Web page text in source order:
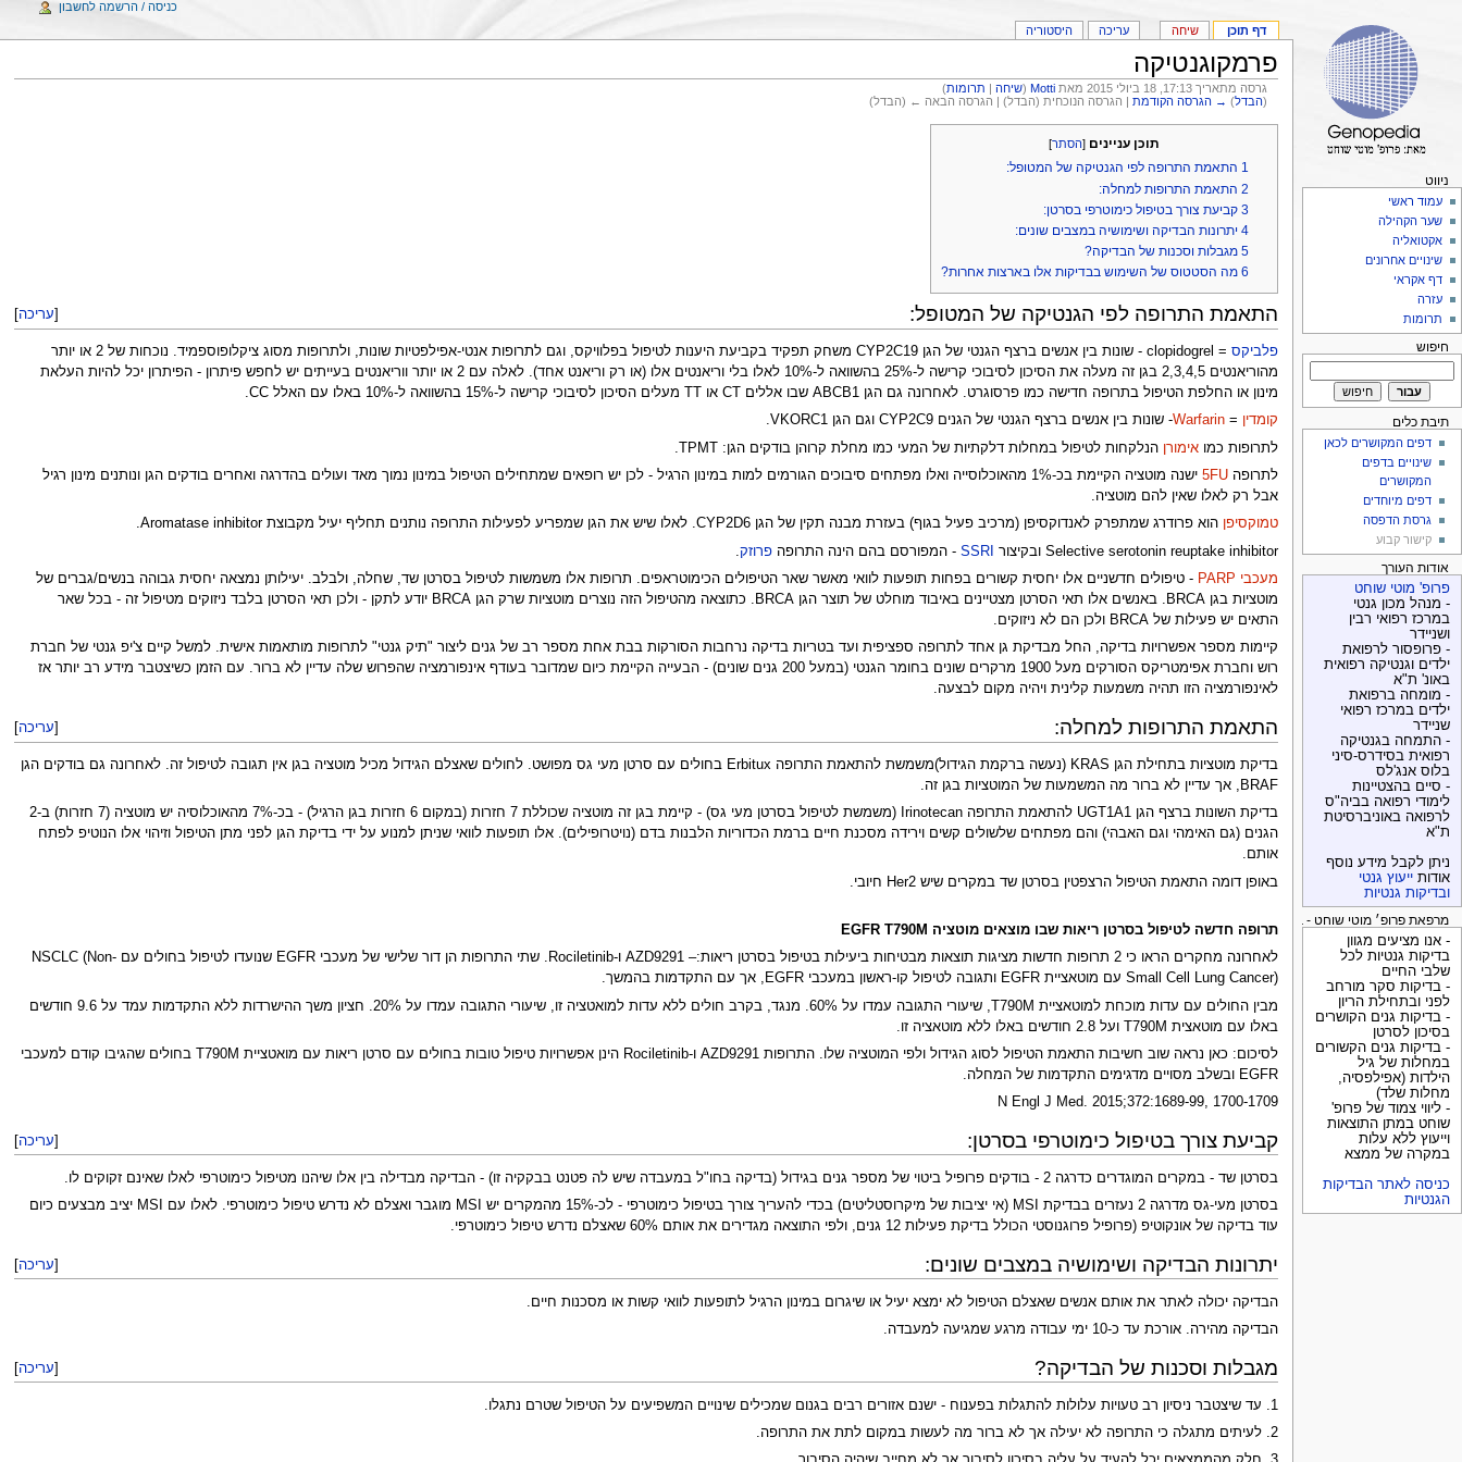
פרמקוגנטיקה
גרסה מתאריך 17:13, 18 ביולי 2015 מאת Motti
(שיחה | תרומות)
(הבדל) → הגרסה הקודמת | הגרסה הנוכחית (הבדל) | הגרסה הבאה ← (הבדל)
תוכן עניינים [הסתר]
1 התאמת התרופה לפי הגנטיקה של המטופל:
2 התאמת התרופות למחלה:
3 קביעת צורך בטיפול כימוטרפי בסרטן:
4 יתרונות הבדיקה ושימושיה במצבים שונים:
5 מגבלות וסכנות של הבדיקה?
6 מה הסטטוס של השימוש בבדיקות אלו בארצות אחרות?
[עריכה] התאמת התרופה לפי הגנטיקה של המטופל:
פלביקס
= clopidogrel - שונות בין אנשים ברצף הגנטי של הגן CYP2C19 משחק תפקיד בקביעת היענות לטיפול בפלוויקס, וגם לתרופות אנטי-אפילפטיות שונות, ולתרופות מסוג ציקלופוספמיד. נוכחות של 2 או יותר
מהוריאנטים 2,3,4,5 בגן זה מעלה את הסיכון לסיבוכי קרישה ל-25% בהשוואה ל-10% לאלו בלי וריאנטים אלו (או רק וריאנט אחד). לאלה עם 2 או יותר ווריאנטים בעייתים יש לחפש פיתרון - הפיתרון יכל להיות העלאת
מינון או החלפת הטיפול בתרופה חדישה כמו פרסוגרט. לאחרונה גם הגן ABCB1 שבו אללים CT או TT מעלים הסיכון לסיבוכי קרישה ל-15% בהשוואה ל-10% באלו עם האלל CC.
קומדין =
Warfarin- שונות בין אנשים ברצף הגנטי של הגנים CYP2C9 וגם הגן VKORC1.
לתרופות כמו אימורן הנלקחות לטיפול במחלות דלקתיות של המעי כמו מחלת קרוהן בודקים הגן: TPMT.
לתרופה 5FU
ישנה מוטציה הקיימת בכ-1% מהאוכלוסייה ואלו מפתחים סיבוכים הגורמים למות במינון הרגיל - לכן יש רופאים שמתחילים הטיפול במינון נמוך מאד ועולים בהדרגה ואחרים בודקים הגן ונותנים מינון רגיל
אבל רק לאלו שאין להם מוטציה.
טמוקסיפן הוא פרודרג שמתפרק לאנדוקסיפן (מרכיב פעיל בגוף) בעזרת מבנה תקין של הגן CYP2D6. לאלו שיש את הגן שמפריע לפעילות התרופה נותנים תחליף יעיל מקבוצת Aromatase inhibitor.
Selective serotonin reuptake inhibitor ובקיצור
SSRI- המפורסם בהם הינה התרופה פרוזק.
מעכבי PARP
- טיפולים חדשניים אלו יחסית קשורים בפחות תופעות לוואי מאשר שאר הטיפולים הכימוטראפים. תרופות אלו משמשות לטיפול בסרטן שד, שחלה, ולבלב. יעילותן נמצאה יחסית גבוהה בנשים/גברים של
מוטציות בגן BRCA. באנשים אלו תאי הסרטן מצטיינים באיבוד מוחלט של תוצר הגן BRCA. כתוצאה מהטיפול הזה נוצרים מוטציות שרק הגן BRCA יודע לתקן - ולכן תאי הסרטן בלבד ניזוקים מטיפול זה - בכל שאר
התאים יש פעילות של BRCA ולכן הם לא ניזוקים.
קיימות מספר אפשרויות בדיקה, החל מבדיקת גן אחד לתרופה ספציפית ועד בטריות בדיקה נרחבות הסורקות בבת אחת מספר רב של גנים ליצור "תיק גנטי" לתרופות מותאמות אישית. למשל קיים צ'יפ גנטי של חברת
רוש וחברת אפימטריקס הסורקים מעל 1900 מרקרים שונים בחומר הגנטי (במעל 200 גנים שונים) - הבעייה הקיימת כיום שמדובר בעודף אינפורמציה שהפרוש שלה עדיין לא ברור. עם הזמן כשיצטבר מידע רב יותר אז
לאינפורמציה הזו תהיה משמעות קלינית ויהיה מקום לבצעה.
[עריכה] התאמת התרופות למחלה:
בדיקת מוטציות בתחילת הגן KRAS (נעשה ברקמת הגידול)משמשת להתאמת התרופה Erbitux בחולים עם סרטן מעי גס מפושט. לחולים שאצלם הגידול מכיל מוטציה בגן אין תגובה לטיפול זה. לאחרונה גם בודקים הגן
BRAF, אך עדיין לא ברור מה המשמעות של המוטציות בגן זה.
בדיקת השונות ברצף הגן UGT1A1 להתאמת התרופה Irinotecan (משמשת לטיפול בסרטן מעי גס) - קיימת בגן זה מוטציה שכוללת 7 חזרות (במקום 6 חזרות בגן הרגיל) - בכ-7% מהאוכלוסיה יש מוטציה (7 חזרות) ב-2
הגנים (גם האימהי וגם האבהי) והם מפתחים שלשולים קשים וירידה מסכנת חיים ברמת הכדוריות הלבנות בדם (נויטרופילים). אלו תופעות לוואי שניתן למנוע על ידי בדיקת הגן לפני מתן הטיפול וזיהוי אלו הנוטיפ לפתח
אותם.
באופן דומה התאמת הטיפול הרצפטין בסרטן שד במקרים שיש Her2 חיובי.
תרופה חדשה לטיפול בסרטן ריאות שבו מוצאים מוטציה EGFR T790M
לאחרונה מחקרים הראו כי 2 תרופות חדשות מציגות תוצאות מבטיחות ביעילות בטיפול בסרטן ריאות:– AZD9291 ו-Rociletinib. שתי התרופות הן דור שלישי של מעכבי EGFR שנועדו לטיפול בחולים עם NSCLC (Non-
Small Cell Lung Cancer) עם מוטאציית EGFR ותגובה לטיפול קו-ראשון במעכבי EGFR, אך עם התקדמות בהמשך.
מבין החולים עם עדות מוכחת למוטאציית T790M, שיעורי התגובה עמדו על 60%. מנגד, בקרב חולים ללא עדות למואטציה זו, שיעורי התגובה עמדו על 20%. חציון משך ההישרדות ללא התקדמות עמד על 9.6 חודשים
באלו עם מוטאצית T790M ועל 2.8 חודשים באלו ללא מוטאציה זו.
לסיכום: כאן נראה שוב חשיבות התאמת הטיפול לסוג הגידול ולפי המוטציה שלו. התרופות AZD9291 ו-Rociletinib הינן אפשרויות טיפול טובות בחולים עם סרטן ריאות עם מואטציית T790M בחולים שהגיבו קודם למעכבי
EGFR ובשלב מסויים מדגימים התקדמות של המחלה.
N Engl J Med. 2015;372:1689-99, 1700-1709
[עריכה] קביעת צורך בטיפול כימוטרפי בסרטן:
בסרטן שד - במקרים המוגדרים כדרגה 2 - בודקים פרופיל ביטוי של מספר גנים בגידול (בדיקה בחו"ל במעבדה שיש לה פטנט בבקקיה זו) - הבדיקה מבדילה בין אלו שיהנו מטיפול כימוטרפי לאלו שאינם זקוקים לו.
בסרטן מעי-גס מדרגה 2 נעזרים בבדיקת MSI (אי יציבות של מיקרוסטליטים) בכדי להעריך צורך בטיפול כימוטרפי - לכ-15% מהמקרים יש MSI מוגבר ואצלם לא נדרש טיפול כימוטרפי. לאלו עם MSI יציב מבצעים כיום
עוד בדיקה של אונקוטיפ (פרופיל פרוגנוסטי הכולל בדיקת פעילות 12 גנים, ולפי התוצאה מגדירים את אותם 60% שאצלם נדרש טיפול כימוטרפי.
[עריכה] יתרונות הבדיקה ושימושיה במצבים שונים:
הבדיקה יכולה לאתר את אותם אנשים שאצלם הטיפול לא ימצא יעיל או שיגרום במינון הרגיל לתופעות לוואי קשות או מסכנות חיים.
הבדיקה מהירה. אורכת עד כ-10 ימי עבודה מרגע שמגיעה למעבדה.
[עריכה] מגבלות וסכנות של הבדיקה?
1. עד שיצטבר ניסיון רב טעויות עלולות להתגלות בפענוח - ישנם אזורים רבים בגנום שמכילים שינויים המשפיעים על הטיפול שטרם נתגלו.
2. לעיתים מתגלה כי התרופה לא יעילה אך לא ברור מה לעשות במקום לתת את התרופה.
דף תוכן שיחה עריכה היסטוריה
כניסה / הרשמה לחשבון
ניווט
עמוד ראשי
שער הקהילה
אקטואליה
שינויים אחרונים
דף אקראי
עזרה
תרומות
חיפוש
תיבת כלים
דפים המקושרים לכאן
שינויים בדפים
המקושרים
דפים מיוחדים
גרסת הדפסה
קישור קבוע
אודות העורך
פרופ' מוטי שוחט
- מנהל מכון גנטי
במרכז רפואי רבין
ושניידר
- פרופסור לרפואת
ילדים וגנטיקה רפואית
באונ' ת"א
- מומחה ברפואת
ילדים במרכז רפואי
שניידר
- התמחה בגנטיקה
רפואית בסידרס-סיני
בלוס אנג'לס
- סיים בהצטיינות
לימודי רפואה בביה"ס
לרפואה באוניברסיטת
ת"א
ניתן לקבל מידע נוסף
אודות ייעוץ גנטי
ובדיקות גנטיות
מרפאת פרופ׳ מוטי שוחט - בדיקות גנטיות
- אנו מציעים מגוון
בדיקות גנטיות לכל
שלבי החיים
- בדיקות סקר מורחב
לפני ובתחילת הריון
- בדיקות גנים הקושרים
בסיכון לסרטן
- בדיקות גנים הקשורים
במחלות של גיל
הילדות (אפילפסיה,
מחלות שלד)
- ליווי צמוד של פרופ'
שוחט במתן התוצאות
וייעוץ ללא עלות
במקרה של ממצא
כניסה לאתר הבדיקות
הגנטיות